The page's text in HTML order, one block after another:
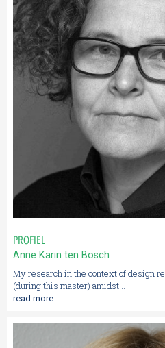
PROFIEL
Anne Karin ten Bosch
My research in the context of design
(during this master) amidst...
read more